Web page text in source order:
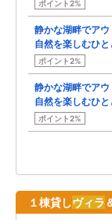
ポイント2%
静かな湖畔でア
自然を楽しむひと
ポイント2%
静かな湖畔でア
自然を楽しむひと
ポイント2%
１棟貸しヴィラ